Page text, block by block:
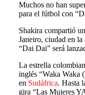
Muchos no han
para el fútbol con
Shakira compartió
Janeiro, ciudad en
“Dai Dai” será
La estrella
inglés “Waka Waka
en Sudáfrica. Hasta
gira “Las Mujeres